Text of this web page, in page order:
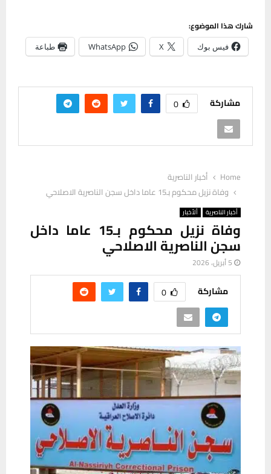
شارك هذا الموضوع:
فيس بوك X
WhatsApp طباعة
مشاركة 0
Home
أخبار الناصرية
وفاة نزيل محكوم بـ15 عاما داخل سجن الناصرية الاصلاحي
أخبار الناصرية ألأخبار
وفاة نزيل محكوم بـ15 عاما داخل
سجن الناصرية الاصلاحي
5 أبريل، 2026
مشاركة 0